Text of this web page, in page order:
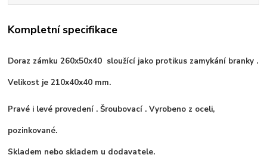
Kompletní specifikace
Doraz zámku 260x50x40 sloužící jako protikus zamykání branky .
Velikost je 210x40x40 mm.
Pravé i levé provedení . Šroubovací . Vyrobeno z oceli,
pozinkované.
Skladem nebo skladem u dodavatele.